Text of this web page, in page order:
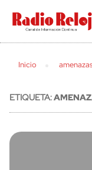
cerrar
Inicio
ETIQUETA: